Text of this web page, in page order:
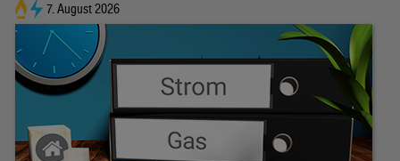
7. August 2026